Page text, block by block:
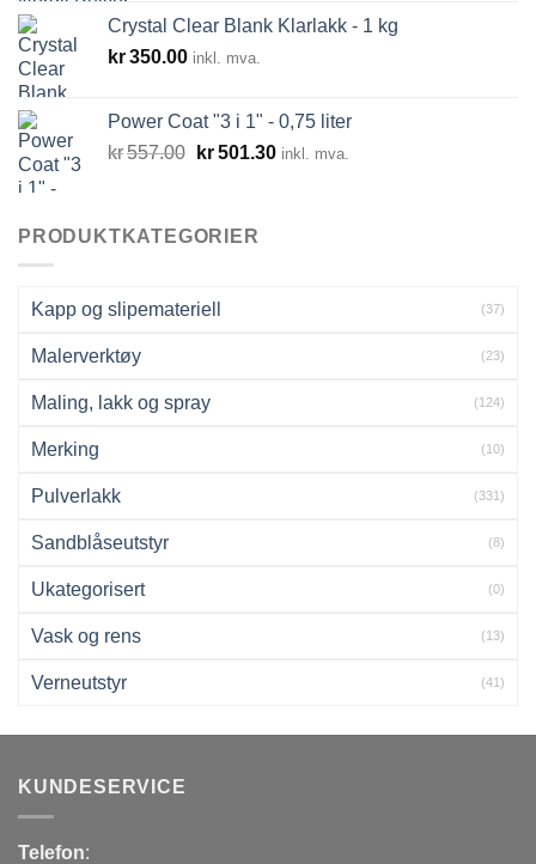
Crystal Clear Blank Klarlakk - 1 kg
kr350.00 inkl. mva.
Power Coat "3 i 1" - 0,75 liter
kr557.00 Opprinnelig
kr557.00.
kr501.30Nåværende
inkl. mva.
PRODUKTKATEGORIER
Kapp og slipemateriell (37)
Malerverktøy (23)
Maling, lakk og spray (124)
Merking (10)
Pulverlakk (331)
Sandblåseutstyr (8)
Ukategorisert (0)
Vask og rens (13)
Verneutstyr (41)
KUNDESERVICE
Telefon: